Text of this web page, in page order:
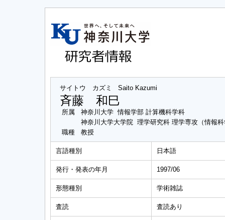
サイトウ カズミ Saito Kazumi
斉藤 和巳
所属
神奈川大学 情報学部 計算機科学科
神奈川大学大学院 理学研究科 理学専攻（情報
職種
教授
言語種別 日本語
発行・発表の年月 1997/06
形態種別 学術雑誌
査読 査読あり